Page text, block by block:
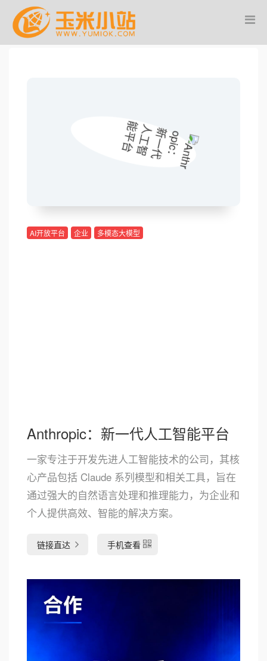
AI开放平台 企业 多模态大模型
Anthropic：新一代人工智能平台
一家专注于开发先进人工智能技术的公司，其核
心产品包括 Claude 系列模型和相关工具，旨在
通过强大的自然语言处理和推理能力，为企业和
个人提供高效、智能的解决方案。
链接直达 手机查看